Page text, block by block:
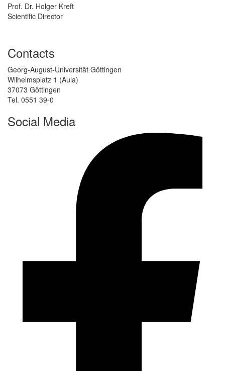
Prof. Dr. Holger Kreft
Scientific Director
Contacts
Georg-August-Universität Göttingen
Wilhelmsplatz 1 (Aula)
37073 Göttingen
Tel. 0551 39-0
Social Media